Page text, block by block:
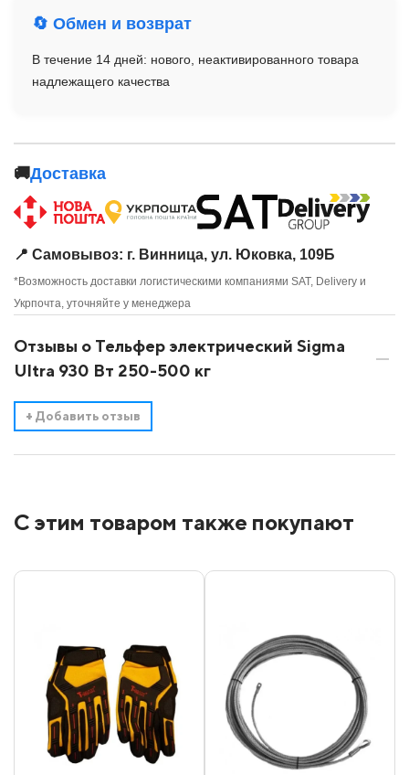
🔄 Обмен и возврат
В течение 14 дней: нового, неактивированного товара
надлежащего качества
🚚Доставка
📍 Самовывоз: г. Винница, ул. Юковка, 109Б
*Возможность доставки логистическими компаниями SAT, Delivery и
Укрпочта, уточняйте у менеджера
Отзывы о Тельфер электрический Sigma
Ultra 930 Вт 250-500 кг
+ Добавить отзыв
С этим товаром также покупают